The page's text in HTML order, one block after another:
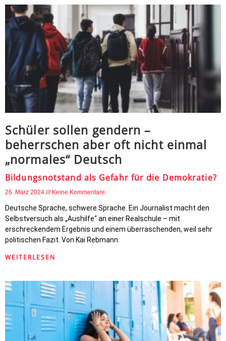
Schüler sollen gendern –
beherrschen aber oft nicht einmal
„normales“ Deutsch
Bildungsnotstand als Gefahr für die Demokratie?
26. März 2024 Keine Kommentare
Deutsche Sprache, schwere Sprache. Ein Journalist macht den
Selbstversuch als „Aushilfe“ an einer Realschule – mit
erschreckendem Ergebnis und einem überraschenden, weil sehr
politischen Fazit. Von Kai Rebmann.
WEITERLESEN